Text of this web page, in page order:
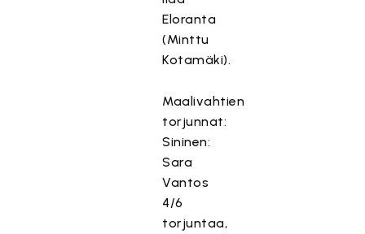
Eloranta
(Minttu
Kotamäki).
Maalivahtien
torjunnat:
Sininen:
Sara
Vantos
4/6
torjuntaa,